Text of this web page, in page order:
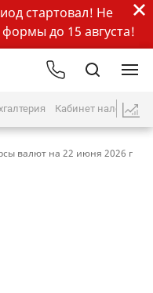
стартовал! Не
формы до 15 августа!
Кабинет
валют на 22 июня 2026 г